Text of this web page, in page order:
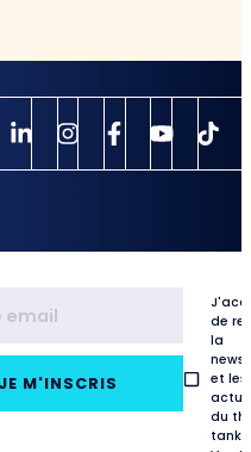
JE M'INSCRIS
de
la
et les
du
tank